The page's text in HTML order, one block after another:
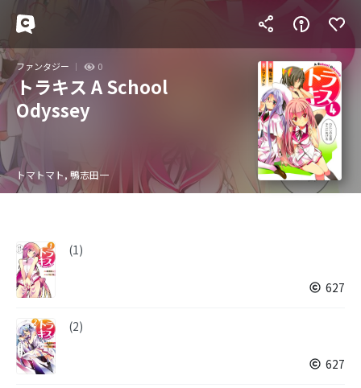
ファンタジー 0
トラキス A School
Odyssey
トマトマト, 鴨志田一
(1)
627
(2)
627